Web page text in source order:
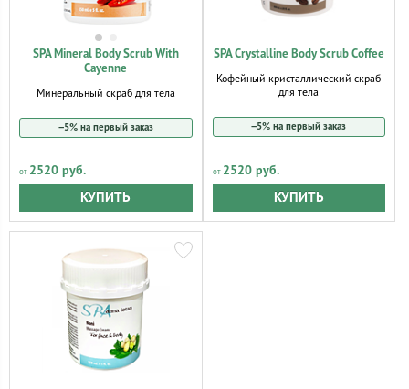
SPA Mineral Body Scrub With
Cayenne
Минеральный скраб для тела
−5% на первый заказ
2520 руб.
КУПИТЬ
SPA Crystalline Body Scrub Coffee
Кофейный кристаллический скраб
для тела
−5% на первый заказ
2520 руб.
КУПИТЬ